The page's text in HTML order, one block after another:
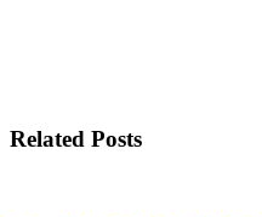
Related Posts